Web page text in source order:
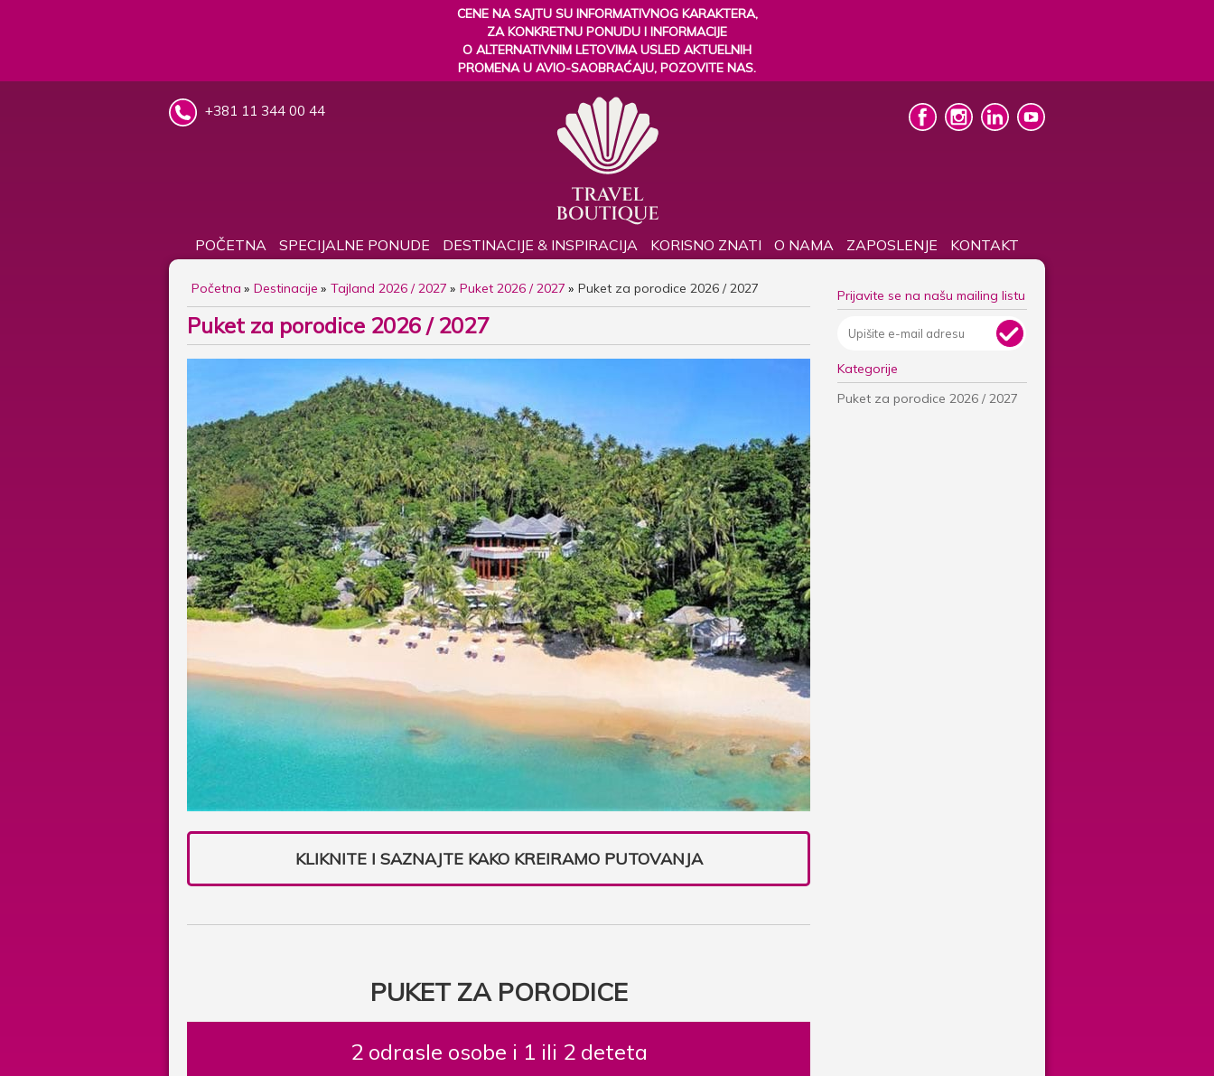
CENE NA SAJTU SU INFORMATIVNOG KARAKTERA,
ZA KONKRETNU PONUDU I INFORMACIJE
O ALTERNATIVNIM LETOVIMA USLED AKTUELNIH
PROMENA U AVIO-SAOBRAĆAJU, POZOVITE NAS.
+381 11 344 00 44
POČETNA SPECIJALNE PONUDE DESTINACIJE & INSPIRACIJA KORISNO ZNATI O NAMA ZAPOSLENJE KONTAKT
Početna Destinacije Tajland 2026 / 2027 Puket 2026 / 2027 Puket za porodice 2026 / 2027
Puket za porodice 2026 / 2027
KLIKNITE I SAZNAJTE KAKO KREIRAMO PUTOVANJA
PUKET ZA PORODICE
2 odrasle osobe i 1 ili 2 deteta
Prijavite se na našu mailing listu
Kategorije
Puket za porodice 2026 / 2027